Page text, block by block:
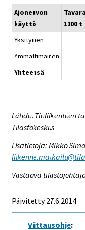
Ajoneuvon
käyttö
1000 t
Yksityinen
Ammattimainen
Yhteensä
Lähde: Tieliikenteen
Tilastokeskus
Lisätietoja: Mikko
Vastaava
Päivitetty 27.6.2014
Viittausohje: